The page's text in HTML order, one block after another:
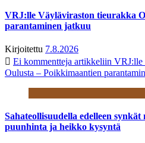
VRJ:lle Väyläviraston tieurakka
parantaminen jatkuu
Kirjoitettu 7.8.2026
Ei kommentteja artikkeliin VRJ:lle
Oulusta – Poikkimaantien
Sahateollisuudella edelleen
puunhinta ja heikko kysyntä